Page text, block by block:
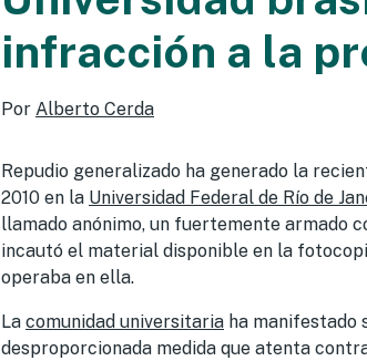
infracción a la
Por Alberto Cerda
Repudio generalizado ha generado la
2010 en la Universidad Federal de Río de
llamado anónimo, un fuertemente armado
incautó el material disponible en la
operaba en ella.
La comunidad universitaria ha manifestado
desproporcionada medida que atenta